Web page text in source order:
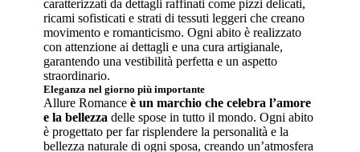
caratterizzati da dettagli raffinati come pizzi delicati,
ricami sofisticati e strati di tessuti leggeri che creano
movimento e romanticismo. Ogni abito è realizzato
con attenzione ai dettagli e una cura artigianale,
garantendo una vestibilità perfetta e un aspetto
straordinario.
Eleganza nel giorno più importante
Allure Romance è un marchio che celebra l’amore
e la bellezza delle spose in tutto il mondo. Ogni abito
è progettato per far risplendere la personalità e la
bellezza naturale di ogni sposa, creando un’atmosfera